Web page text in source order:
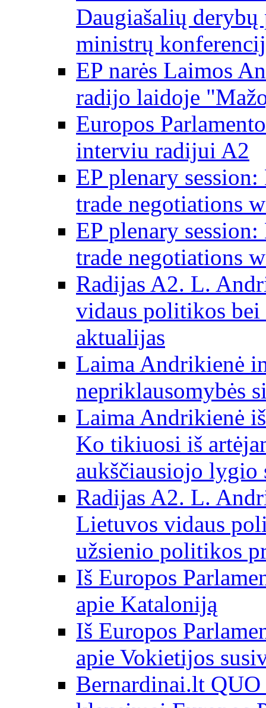
Daugiašalių derybų
ministrų
EP narės Laimos
radijo laidoje
Europos
interviu radijui A2
EP plenary
trade negotiations
EP plenary
trade negotiations
Radijas A2. L.
vidaus politikos bei
aktualijas
Laima Andrikienė
nepriklausomybės
Laima Andrikienė
Ko tikiuosi iš
aukščiausiojo lygio
Radijas A2. L.
Lietuvos vidaus
užsienio politikos
Iš Europos
apie Kataloniją
Iš Europos
apie Vokietijos
Bernardinai.lt